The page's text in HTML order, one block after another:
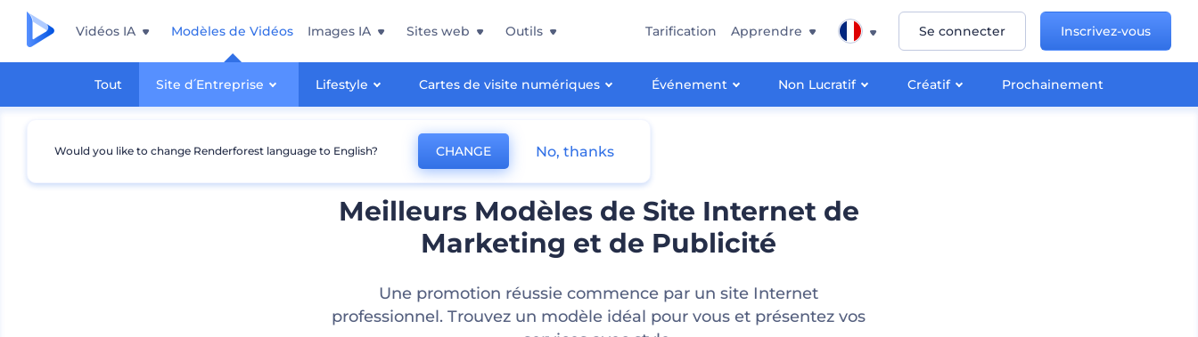
Vidéos IA Modèles de Vidéos
Tout Site d՛Entreprise Lifestyle Cartes de visite numériques Événement Non Lucratif Créatif Prochainement
Images IA Sites web Outils Tarification Apprendre Se connecter Inscrivez-vous
Meilleurs Modèles de Site Internet de
Marketing et de Publicité
Une promotion réussie commence par un site Internet
professionnel. Trouvez un modèle idéal pour vous et présentez vos
Would you like to change Renderforest language to English? CHANGE No, thanks